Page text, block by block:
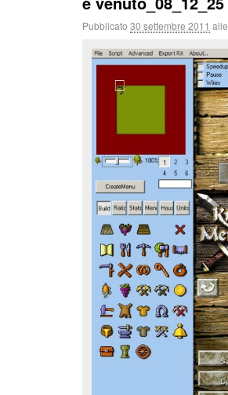
Pubblicato 30 settembre 2011 alle